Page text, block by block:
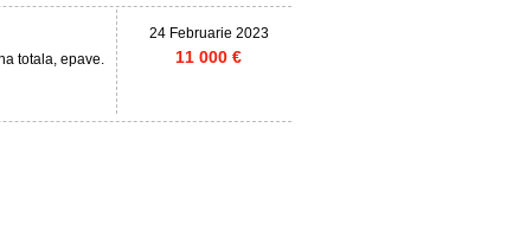
totala, epave.
24 Februarie 2023
11 000 €